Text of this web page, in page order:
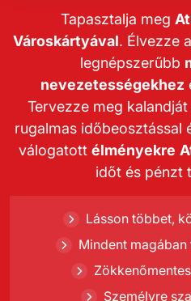
Tapasztalja meg
Városkártyával. Élvezze
legnépszerűbb
nevezetességekhez
Tervezze meg kalandját
rugalmas időbeosztással
válogatott élményekre
időt és pénzt
Lásson többet,
Mindent
Személyre